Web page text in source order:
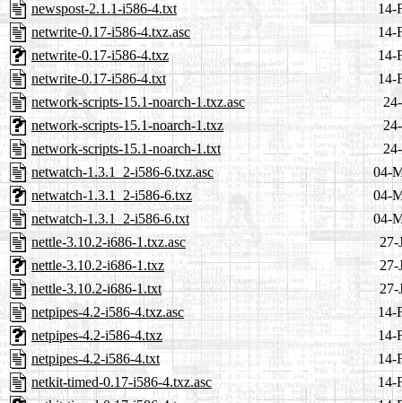
newspost-2.1.1-i586-4.txt
14-
netwrite-0.17-i586-4.txz.asc
14-
netwrite-0.17-i586-4.txz
14-
netwrite-0.17-i586-4.txt
14-
network-scripts-15.1-noarch-1.txz.asc
network-scripts-15.1-noarch-1.txz
network-scripts-15.1-noarch-1.txt
netwatch-1.3.1_2-i586-6.txz.asc
04-
netwatch-1.3.1_2-i586-6.txz
04-
netwatch-1.3.1_2-i586-6.txt
04-
nettle-3.10.2-i686-1.txz.asc
27-
nettle-3.10.2-i686-1.txz
27-
nettle-3.10.2-i686-1.txt
27-
netpipes-4.2-i586-4.txz.asc
14-
netpipes-4.2-i586-4.txz
14-
netpipes-4.2-i586-4.txt
14-
netkit-timed-0.17-i586-4.txz.asc
14-